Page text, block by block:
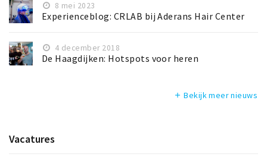
8 mei 2023
Experienceblog: CRLAB bij Aderans Hair Center
4 december 2018
De Haagdijken: Hotspots voor heren
add Bekijk meer nieuws
Vacatures